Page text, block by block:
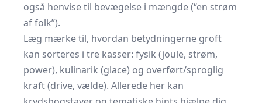
også henvise til bevægelse i mængde (“en strøm
af folk”).
Læg mærke til, hvordan betydningerne groft
kan sorteres i tre kasser: fysik (joule, strøm,
power), kulinarik (glace) og overført/sproglig
kraft (drive, vælde). Allerede her kan